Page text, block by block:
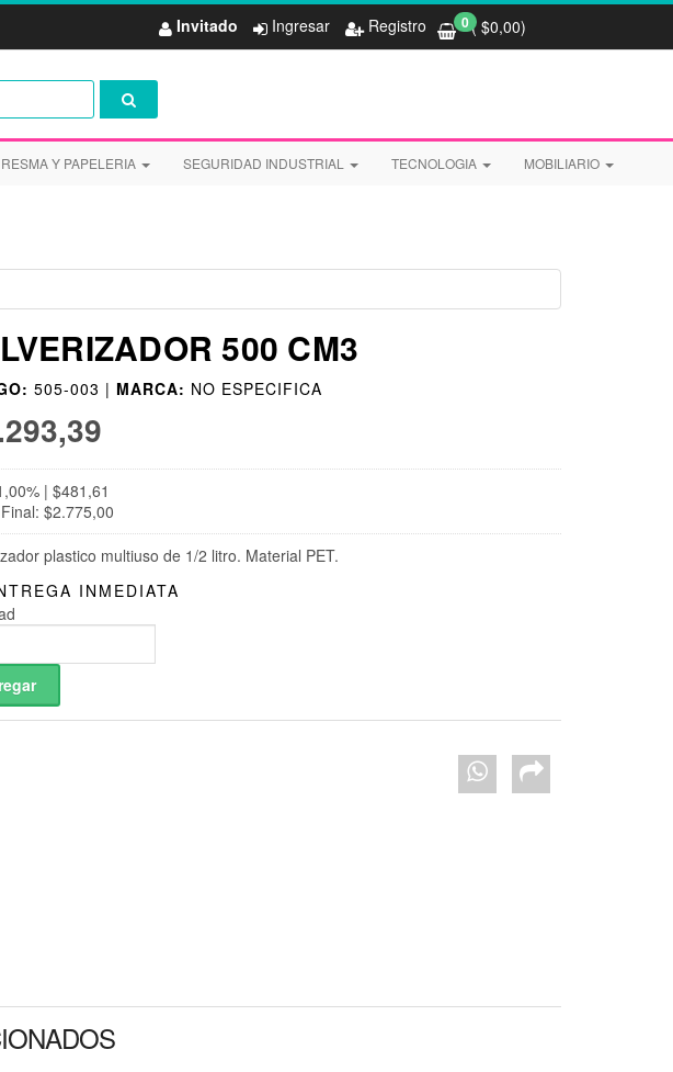
Invitado Ingresar Registro 0( $0,00)
RESMA Y PAPELERIA SEGURIDAD INDUSTRIAL TECNOLOGIA MOBILIARIO
500 CM3
505-003 | MARCA: NO ESPECIFICA
| $481,61
$2.775,00
plastico multiuso de 1/2 litro. Material PET.
INMEDIATA